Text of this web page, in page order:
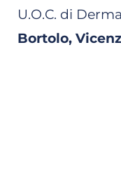
U.O.C. di
Bortolo,